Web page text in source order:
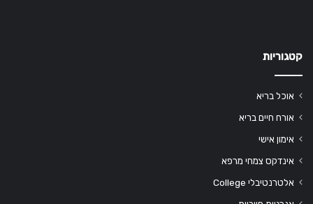
קטגוריות
אוכל בריא
אורח חיים בריא
אימון אישי
אינדקס צמחי מרפא
אלטרנטיבלי College